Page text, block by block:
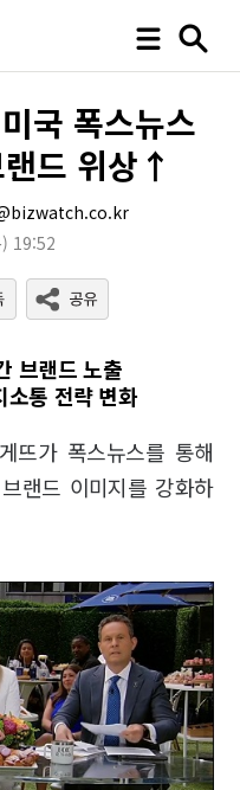
국 폭스뉴스
드 위상↑
19:52
브랜드 노출
소통 전략 변화
뜨가 폭스뉴스를 통해
랜드 이미지를 강화하